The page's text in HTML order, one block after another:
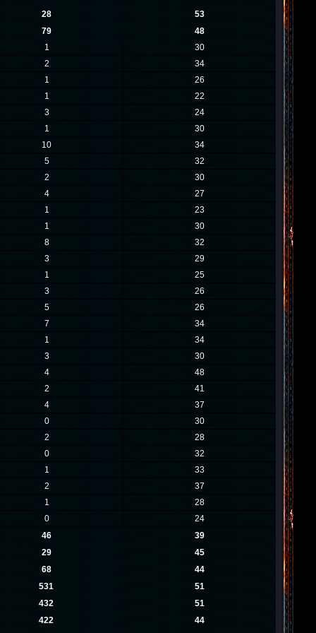
28
53
79
48
1
30
2
34
1
26
1
22
3
24
1
30
10
34
5
32
2
30
4
27
1
23
1
30
8
32
3
29
1
25
3
26
5
26
7
34
1
34
3
30
4
48
2
41
4
37
0
30
2
28
0
32
1
33
2
37
1
28
0
24
46
39
29
45
68
44
531
51
432
51
422
44